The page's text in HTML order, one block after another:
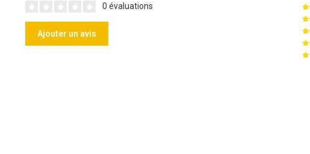
0 évaluations
Ajouter un avis